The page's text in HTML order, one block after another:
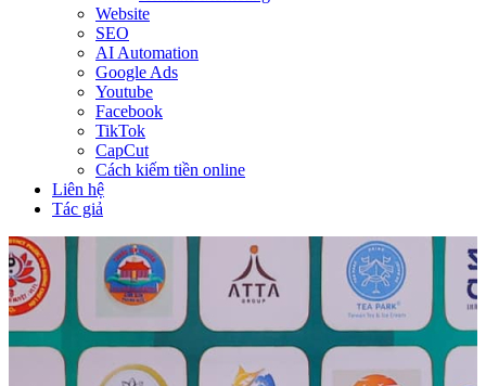
Website
SEO
AI Automation
Google Ads
Youtube
Facebook
TikTok
CapCut
Cách kiếm tiền online
Liên hệ
Tác giả